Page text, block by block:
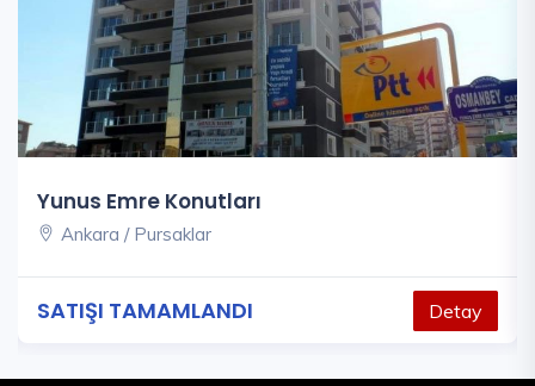
Yunus Emre Konutları
Ankara / Pursaklar
SATIŞI TAMAMLANDI Detay